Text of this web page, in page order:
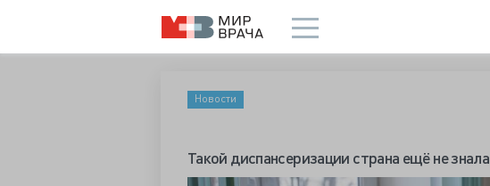
Новости
Такой диспансеризации страна ещё не знала